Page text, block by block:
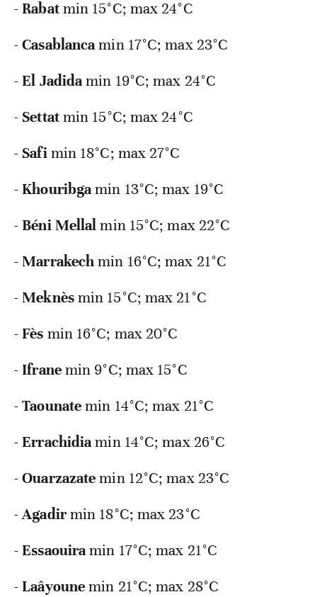
-Rabatmin 15°C; max 24°C
-Casablancamin 17°C; max 23°C
-El Jadidamin 19°C; max 24°C
- Settatmin 15°C; max 24°C
- Safimin 18°C; max 27°C
-Khouribgamin 13°C; max 19°C
-Béni Mellalmin 15°C; max 22°C
-Marrakechmin 16°C; max 21°C
-Meknèsmin 15°C; max 21°C
-Fès min 16°C; max 20°C
-Ifranemin 9°C; max 15°C
-Taounatemin 14°C; max 21°C
-Errachidiamin 14°C; max 26°C
-Ouarzazatemin 12°C; max 23°C
-Agadirmin 18°C; max 23°C
-Essaouiramin 17°C; max 21°C
-Laâyounemin 21°C; max 28°C